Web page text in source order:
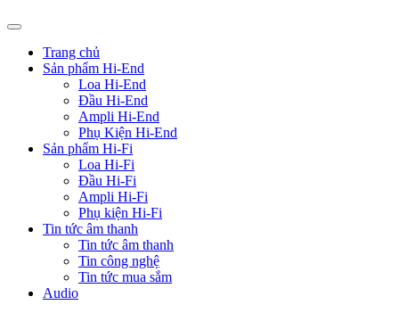
Trang chủ
Sản phẩm Hi-End
Loa Hi-End
Đầu Hi-End
Ampli Hi-End
Phụ Kiện Hi-End
Sản phẩm Hi-Fi
Loa Hi-Fi
Đầu Hi-Fi
Ampli Hi-Fi
Phụ kiện Hi-Fi
Tin tức âm thanh
Tin tức âm thanh
Tin công nghệ
Tin tức mua sắm
Audio